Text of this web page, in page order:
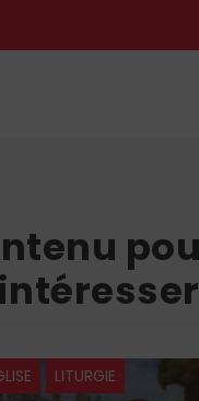
LITURGIE